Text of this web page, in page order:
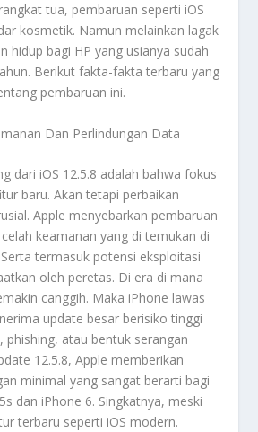
tua, pembaruan seperti iOS
kosmetik. Namun melainkan lagak
hidup bagi HP yang usianya sudah
Berikut fakta-fakta terbaru yang
pembaruan ini.
Dan Perlindungan Data
dari iOS 12.5.8 adalah bahwa fokus
baru. Akan tetapi perbaikan
Apple menyebarkan pembaruan
keamanan yang di temukan di
termasuk potensi eksploitasi
oleh peretas. Di era di mana
canggih. Maka iPhone lawas
update besar berisiko tinggi
phishing, atau bentuk serangan
12.5.8, Apple memberikan
minimal yang sangat berarti bagi
dan iPhone 6. Singkatnya, meski
terbaru seperti iOS modern.